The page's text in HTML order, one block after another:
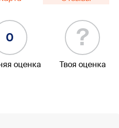
0
оценка
?
Твоя оценка